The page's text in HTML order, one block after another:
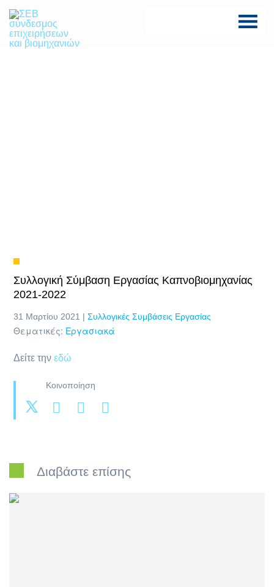
content
Συλλογική Σύμβαση Εργασίας Καπνοβιομηχανίας
2021-2022
31 Μαρτίου 2021 | Συλλογικές Συμβάσεις Εργασίας
Θεματικές: Εργασιακά
Δείτε την εδώ
Κοινοποίηση
Διαβάστε επίσης